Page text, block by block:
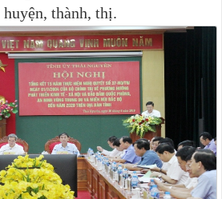
huyện, thành, thị.